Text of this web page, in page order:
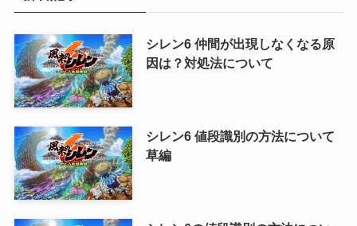
ー
シレン6 仲間が出現しなくなる原
因は？対処法について
シレン6 値段識別の方法について
草編